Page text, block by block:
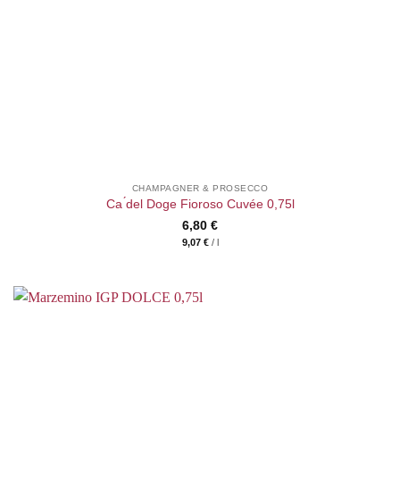
CHAMPAGNER & PROSECCO
Ca ́del Doge Fioroso Cuvée 0,75l
6,80 €
9,07 €/ l